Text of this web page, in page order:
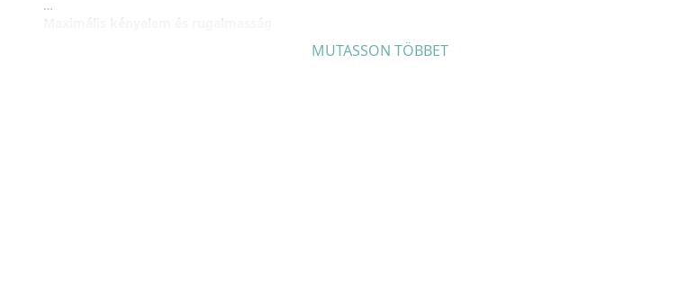
Maximális kényelem és rugalmasság
A 360 fokban forgatható csaptelep kiváló megoldás mind a konyhában, mind a fürdőszobában, ahol a
használhatóság és a mozgásszabadság kiemelten fontos. Ez a csaptelep lehetővé teszi a kifolyó teljes körű
MUTASSON TÖBBET